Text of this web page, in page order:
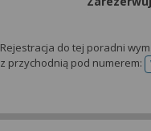
Rejestracja do tej poradni
z przychodnią pod numerem: